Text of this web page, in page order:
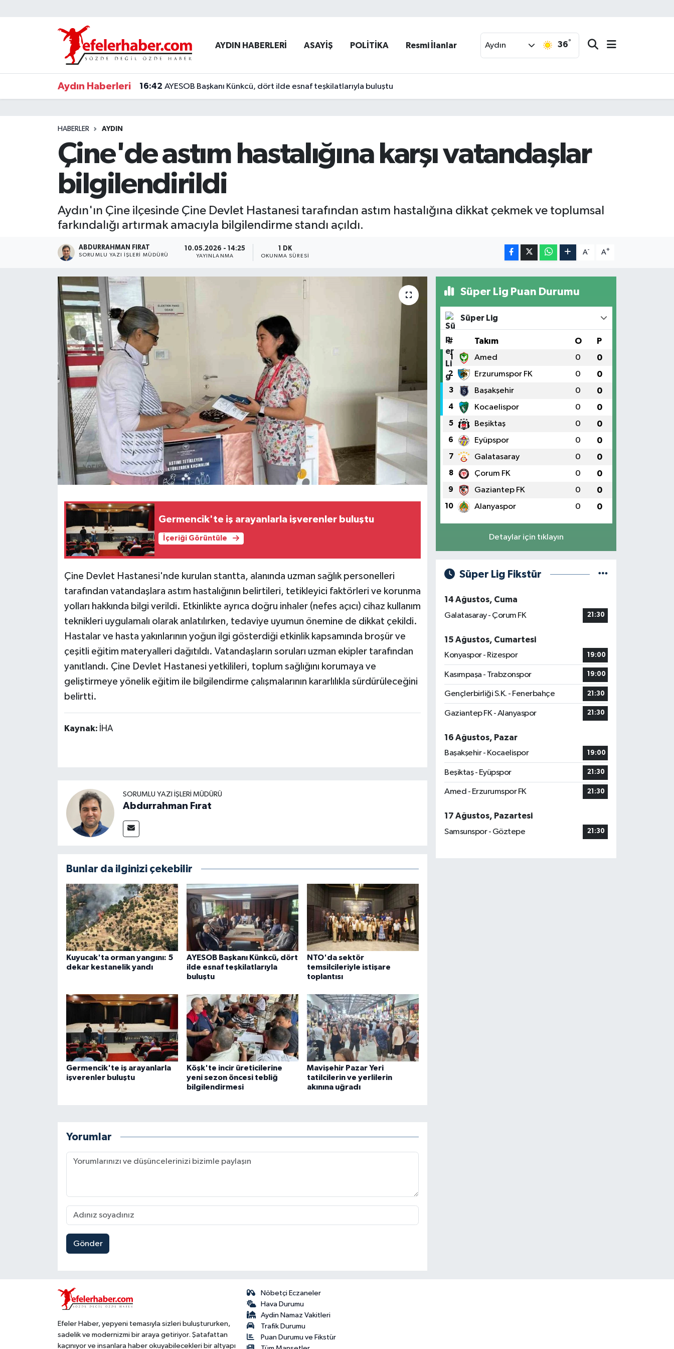
AYDIN HABERLERİ ASAYİŞ POLİTİKA Resmi İlanlar Aydın 36°
Aydın Haberleri 16:42 AYESOB Başkanı Künkcü, dört ilde esnaf teşkilatlarıyla buluştu
HABERLER AYDIN
Çine'de astım hastalığına karşı vatandaşlar
bilgilendirildi
Aydın'ın Çine ilçesinde Çine Devlet Hastanesi tarafından astım hastalığına dikkat çekmek ve toplumsal
farkındalığı artırmak amacıyla bilgilendirme standı açıldı.
ABDURRAHMAN FIRAT
SORUMLU YAZI İŞLERI MÜDÜRÜ
10.05.2026 - 14:25
YAYINLANMA
1 DK
OKUNMA SÜRESI
A- A+
Germencik'te iş arayanlarla işverenler buluştu
İçeriği Görüntüle
Çine Devlet Hastanesi'nde kurulan stantta, alanında uzman sağlık personelleri
tarafından vatandaşlara astım hastalığının belirtileri, tetikleyici faktörleri ve korunma
yolları hakkında bilgi verildi. Etkinlikte ayrıca doğru inhaler (nefes açıcı) cihaz kullanım
teknikleri uygulamalı olarak anlatılırken, tedaviye uyumun önemine de dikkat çekildi.
Hastalar ve hasta yakınlarının yoğun ilgi gösterdiği etkinlik kapsamında broşür ve
çeşitli eğitim materyalleri dağıtıldı. Vatandaşların soruları uzman ekipler tarafından
yanıtlandı. Çine Devlet Hastanesi yetkilileri, toplum sağlığını korumaya ve
geliştirmeye yönelik eğitim ile bilgilendirme çalışmalarının kararlılıkla sürdürüleceğini
belirtti.
Kaynak: İHA
SORUMLU YAZI İŞLERI MÜDÜRÜ
Abdurrahman Fırat
Bunlar da ilginizi çekebilir
Kuyucak'ta orman yangını: 5
dekar kestanelik yandı
AYESOB Başkanı Künkcü, dört
ilde esnaf teşkilatlarıyla
buluştu
NTO'da sektör
temsilcileriyle istişare
toplantısı
Germencik'te iş arayanlarla
işverenler buluştu
Köşk'te incir üreticilerine
yeni sezon öncesi tebliğ
bilgilendirmesi
Mavişehir Pazar Yeri
tatilcilerin ve yerlilerin
akınına uğradı
Yorumlar
Gönder
Süper Lig Puan Durumu
Süper Lig
# Takım O P
1 Amed 0 0
2 Erzurumspor FK 0 0
3 Başakşehir 0 0
4 Kocaelispor 0 0
5 Beşiktaş 0 0
6 Eyüpspor 0 0
7 Galatasaray 0 0
8 Çorum FK 0 0
9 Gaziantep FK 0 0
10 Alanyaspor 0 0
Detaylar için tıklayın
Süper Lig Fikstür
14 Ağustos, Cuma
Galatasaray - Çorum FK
21:30
15 Ağustos, Cumartesi
Konyaspor - Rizespor
19:00
Kasımpaşa - Trabzonspor 19:00
Gençlerbirliği S.K. - Fenerbahçe 21:30
Gaziantep FK - Alanyaspor 21:30
16 Ağustos, Pazar
Başakşehir - Kocaelispor
19:00
Beşiktaş - Eyüpspor 21:30
Amed - Erzurumspor FK 21:30
17 Ağustos, Pazartesi
Samsunspor - Göztepe
21:30
Efeler Haber, yepyeni temasıyla sizleri buluştururken,
sadelik ve modernizmi bir araya getiriyor. Şatafattan
kaçınıyor ve insanlara haber okuyabilecekleri bir altyapı
Nöbetçi Eczaneler
Hava Durumu
Aydin Namaz Vakitleri
Trafik Durumu
Puan Durumu ve Fikstür
Nöbetçi Eczaneler
Hava Durumu
Aydin Namaz Vakitleri
Süper Lig Puan Durumu ve Fikstür
Tüm Manşetler
Son Dakika Haberleri
Haber Arşivi